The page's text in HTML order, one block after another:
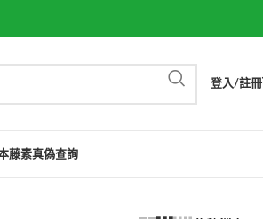
登入/註冊
藤素真偽查詢